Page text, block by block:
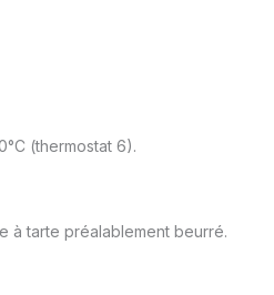
(thermostat 6).
à tarte préalablement beurré.